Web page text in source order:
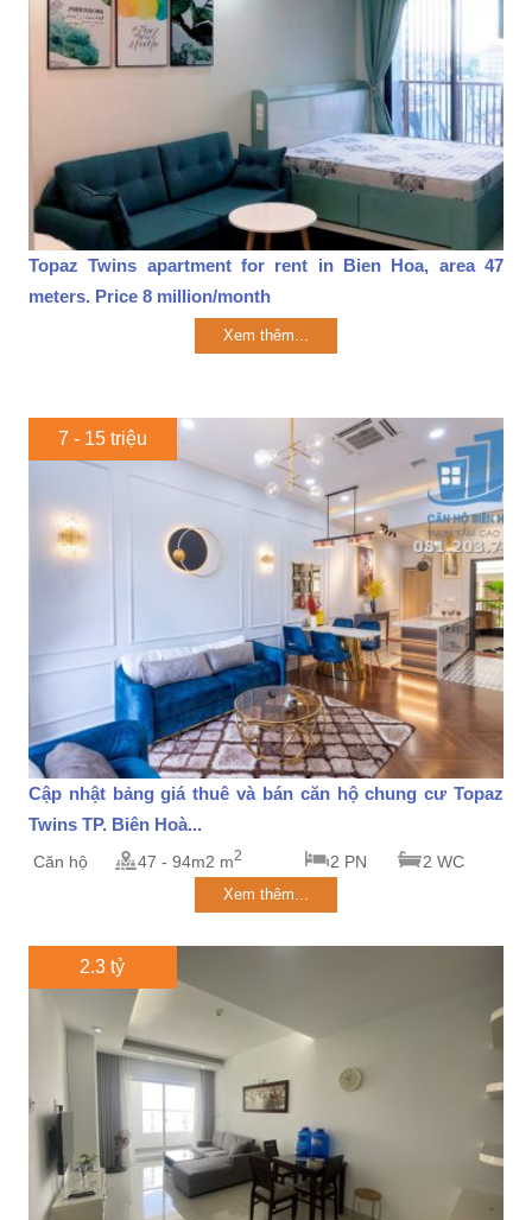
Topaz Twins apartment for rent in Bien Hoa, area 47
meters. Price 8 million/month
Xem thêm...
7 - 15 triệu
Cập nhật bảng giá thuê và bán căn hộ chung cư Topaz
Twins TP. Biên Hoà...
Căn hộ 47 - 94m2 m2 2 PN 2 WC
Xem thêm...
2.3 tỷ